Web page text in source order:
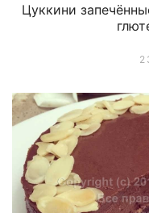
Цуккини